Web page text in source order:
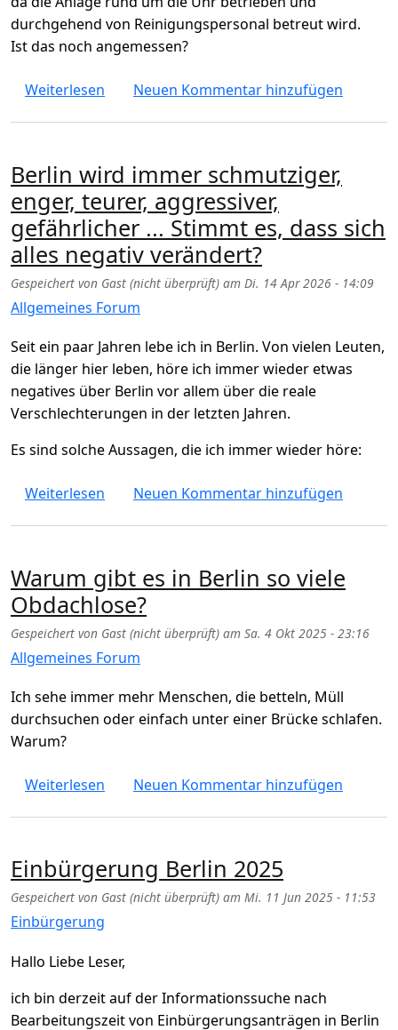
durchgehend von Reinigungspersonal betreut wird.
Ist das noch angemessen?
Weiterlesen über Warum kostet Toilette 2€ an ZOB
Neuen Kommentar hinzufügen
Berlin wird immer schmutziger,
enger, teurer, aggressiver,
gefährlicher ... Stimmt es, dass sich
alles negativ verändert?
Gespeichert von Gast (nicht überprüft) am Di. 14 Apr 2026 - 14:09
Allgemeines Forum
Seit ein paar Jahren lebe ich in Berlin. Von vielen Leuten,
die länger hier leben, höre ich immer wieder etwas
negatives über Berlin vor allem über die reale
Verschlechterungen in der letzten Jahren.
Es sind solche Aussagen, die ich immer wieder höre:
Weiterlesen über Berlin wird immer schmutziger,
Neuen Kommentar hinzufügen
Warum gibt es in Berlin so viele
Obdachlose?
Gespeichert von Gast (nicht überprüft) am Sa. 4 Okt 2025 - 23:16
Allgemeines Forum
Ich sehe immer mehr Menschen, die betteln, Müll
durchsuchen oder einfach unter einer Brücke schlafen.
Warum?
Weiterlesen über Warum gibt es in Berlin so viele
Neuen Kommentar hinzufügen
Einbürgerung Berlin 2025
Gespeichert von Gast (nicht überprüft) am Mi. 11 Jun 2025 - 11:53
Einbürgerung
Hallo Liebe Leser,
ich bin derzeit auf der Informationssuche nach
Bearbeitungszeit von Einbürgerungsanträgen in Berlin